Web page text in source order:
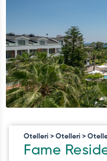
Otelleri > Otelleri >
Fame